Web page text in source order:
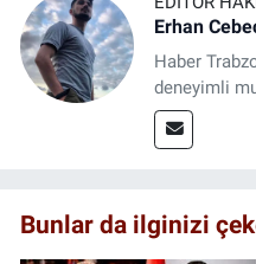
Erhan
Haber
deneyimli
Bunlar da ilginizi